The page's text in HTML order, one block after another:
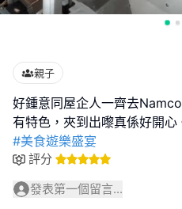
親子
好鍾意同屋企人一齊去
#美食遊樂盛宴
評分
發表第一個留言...